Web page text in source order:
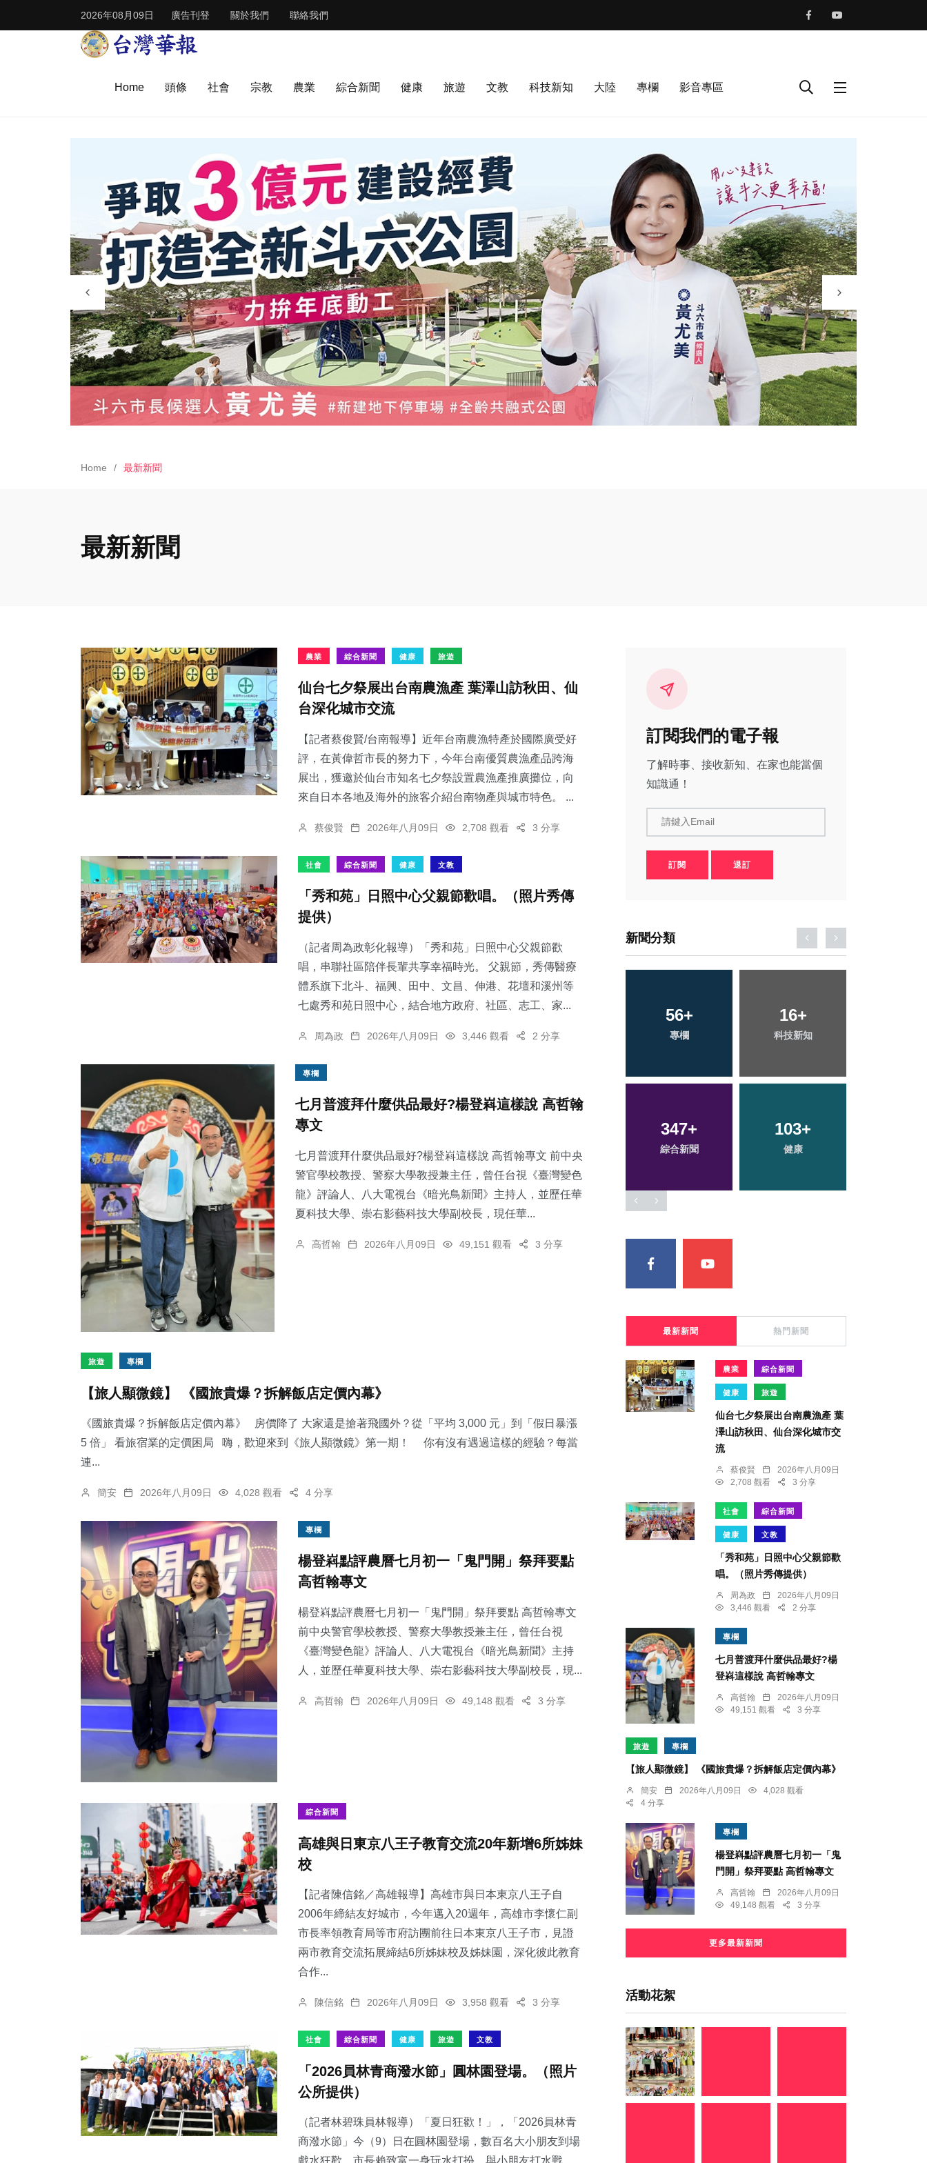
2026年08月09日 廣告刊登 關於我們 聯絡我們
Home 頭條 社會 宗教 農業 綜合新聞 健康 旅遊 文教 科技新知 大陸 專欄 影音專區
Home 最新新聞
最新新聞
農業 綜合新聞 健康 旅遊
仙台七夕祭展出台南農漁產 葉澤山訪秋田、仙
台深化城市交流
【記者蔡俊賢/台南報導】近年台南農漁特產於國際廣受好
評，在黃偉哲市長的努力下，今年台南優質農漁產品跨海
展出，獲邀於仙台市知名七夕祭設置農漁產推廣攤位，向
來自日本各地及海外的旅客介紹台南物產與城市特色。 ...
蔡俊賢 2026年八月09日 2,708 觀看 3 分享
社會 綜合新聞 健康 文教
「秀和苑」日照中心父親節歡唱。（照片秀傳
提供）
（記者周為政彰化報導）「秀和苑」日照中心父親節歡
唱，串聯社區陪伴長輩共享幸福時光。 父親節，秀傳醫療
體系旗下北斗、福興、田中、文昌、伸港、花壇和溪州等
七處秀和苑日照中心，結合地方政府、社區、志工、家...
周為政 2026年八月09日 3,446 觀看 2 分享
專欄
七月普渡拜什麼供品最好?楊登嵙這樣說 高哲翰
專文
七月普渡拜什麼供品最好?楊登嵙這樣說 高哲翰專文 前中央
警官學校教授、警察大學教授兼主任，曾任台視《臺灣變色
龍》評論人、八大電視台《暗光鳥新聞》主持人，並歷任華
夏科技大學、崇右影藝科技大學副校長，現任華...
高哲翰 2026年八月09日 49,151 觀看 3 分享
旅遊 專欄
【旅人顯微鏡】 《國旅貴爆？拆解飯店定價內幕》
《國旅貴爆？拆解飯店定價內幕》 房價降了 大家還是搶著飛國外？從「平均 3,000 元」到「假日暴漲
5 倍」 看旅宿業的定價困局 嗨，歡迎來到《旅人顯微鏡》第一期！ 你有沒有遇過這樣的經驗？每當
連...
簡安 2026年八月09日 4,028 觀看 4 分享
專欄
楊登嵙點評農曆七月初一「鬼門開」祭拜要點
高哲翰專文
楊登嵙點評農曆七月初一「鬼門開」祭拜要點 高哲翰專文
前中央警官學校教授、警察大學教授兼主任，曾任台視
《臺灣變色龍》評論人、八大電視台《暗光鳥新聞》主持
人，並歷任華夏科技大學、崇右影藝科技大學副校長，現...
高哲翰 2026年八月09日 49,148 觀看 3 分享
綜合新聞
高雄與日東京八王子教育交流20年新增6所姊妹
校
【記者陳信銘／高雄報導】高雄市與日本東京八王子自
2006年締結友好城市，今年邁入20週年，高雄市李懷仁副
市長率領教育局等市府訪團前往日本東京八王子市，見證
兩市教育交流拓展締結6所姊妹校及姊妹園，深化彼此教育
合作...
陳信銘 2026年八月09日 3,958 觀看 3 分享
社會 綜合新聞 健康 旅遊 文教
「2026員林青商潑水節」圓林園登場。（照片
公所提供）
（記者林碧珠員林報導）「夏日狂歡！」，「2026員林青
商潑水節」今（9）日在圓林園登場，數百名大小朋友到場
訂閱我們的電子報
了解時事、接收新知、在家也能當個
知識通！
請鍵入Email
訂閱 退訂
新聞分類
36+
農業
1+
大陸
193+
社會
56+
專欄
16
科技新知
綜合新聞 健康
79+
旅遊
112+
文教
32+
宗教
36+
農業
最新新聞 熱門新聞
農業 綜合新聞
健康 旅遊
仙台七夕祭展出台南農漁產 葉
澤山訪秋田、仙台深化城市交
流
蔡俊賢
2026年八月09日
2,708 觀看
3 分享
社會 綜合新聞
健康 文教
「秀和苑」日照中心父親節歡
唱。（照片秀傳提供）
周為政
2026年八月09日
3,446 觀看
2 分享
專欄
七月普渡拜什麼供品最好?楊
登嵙這樣說 高哲翰專文
高哲翰
2026年八月09日
49,151 觀看
3 分享
旅遊 專欄
【旅人顯微鏡】 《國旅貴爆？拆解飯店定價內幕》
簡安 2026年八月09日
4,028 觀看
4 分享
專欄
楊登嵙點評農曆七月初一「鬼
門開」祭拜要點 高哲翰專文
高哲翰
2026年八月09日
49,148 觀看
3 分享
更多最新新聞
活動花絮